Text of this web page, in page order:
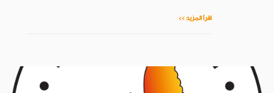
اقرأ المزيد >>